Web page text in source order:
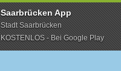
Saarbrücken App
Stadt Saarbrücken
KOSTENLOS - Bei Google Play